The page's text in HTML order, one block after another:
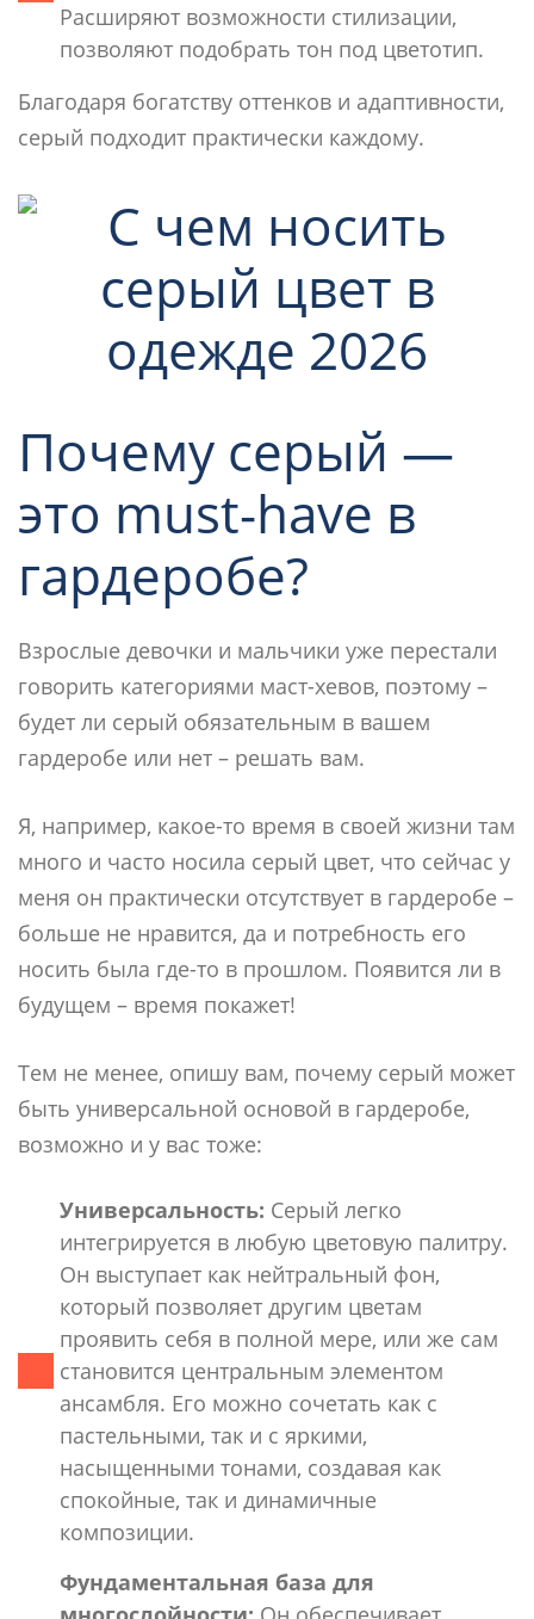
Расширяют возможности стилизации,
позволяют подобрать тон под цветотип.
Благодаря богатству оттенков и адаптивности,
серый подходит практически каждому.
Почему серый —
это must-have в
гардеробе?
Взрослые девочки и мальчики уже перестали
говорить категориями маст-хевов, поэтому –
будет ли серый обязательным в вашем
гардеробе или нет – решать вам.
Я, например, какое-то время в своей жизни там
много и часто носила серый цвет, что сейчас у
меня он практически отсутствует в гардеробе –
больше не нравится, да и потребность его
носить была где-то в прошлом. Появится ли в
будущем – время покажет!
Тем не менее, опишу вам, почему серый может
быть универсальной основой в гардеробе,
возможно и у вас тоже:
Универсальность: Серый легко
интегрируется в любую цветовую палитру.
Он выступает как нейтральный фон,
который позволяет другим цветам
проявить себя в полной мере, или же сам
становится центральным элементом
ансамбля. Его можно сочетать как с
пастельными, так и с яркими,
насыщенными тонами, создавая как
спокойные, так и динамичные
композиции.
Фундаментальная база для